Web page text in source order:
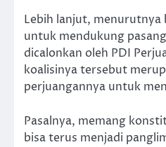
Lebih lanjut, menurutnya
untuk mendukung
dicalonkan oleh PDI
koalisinya tersebut
perjuangannya untuk
Pasalnya, memang
bisa terus menjadi